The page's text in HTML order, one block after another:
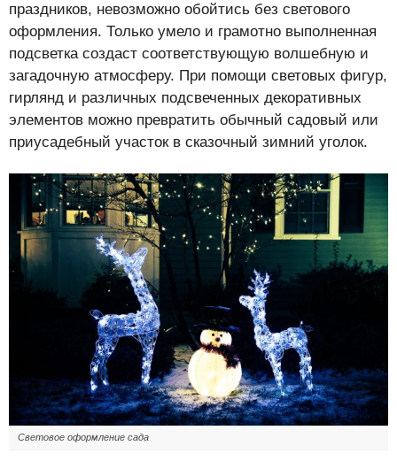
праздников, невозможно обойтись без светового
оформления. Только умело и грамотно выполненная
подсветка создаст соответствующую волшебную и
загадочную атмосферу. При помощи световых фигур,
гирлянд и различных подсвеченных декоративных
элементов можно превратить обычный садовый или
приусадебный участок в сказочный зимний уголок.
Световое оформление сада